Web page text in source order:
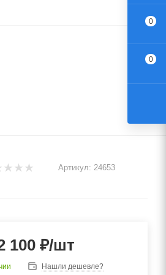
Артикул: 24653
100₽/шт
Нашли дешевле?
0
0